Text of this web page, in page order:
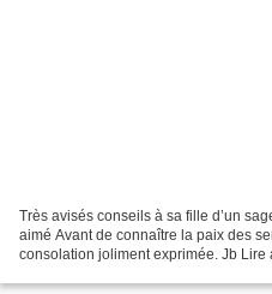
Très avisés conseils à sa fille d’un
aimé Avant de connaître la paix des
consolation joliment exprimée. Jb Lire